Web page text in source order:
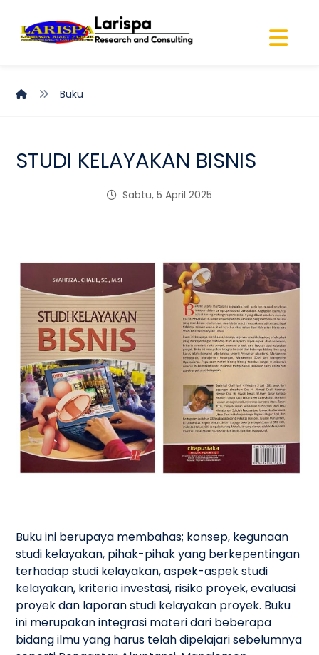
Buku
STUDI KELAYAKAN BISNIS
Sabtu, 5 April 2025
Buku ini berupaya membahas; konsep, kegunaan
studi kelayakan, pihak-pihak yang berkepentingan
terhadap studi kelayakan, aspek-aspek studi
kelayakan, kriteria investasi, risiko proyek, evaluasi
proyek dan laporan studi kelayakan proyek. Buku
ini merupakan integrasi materi dari beberapa
bidang ilmu yang harus telah dipelajari sebelumnya